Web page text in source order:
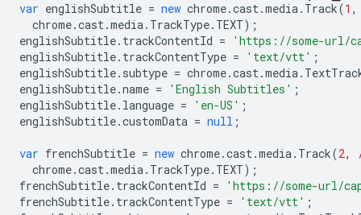
var englishSubtitle = new chrome.cast.media. Track(1 ,
chrome.cast.media. TrackType. TEXT);
englishSubtitle. trackContentId =
'https://some-url/
englishSubtitle. trackContentType = 'text/vtt' ;
englishSubtitle. subtype = chrome.cast.media.
englishSubtitle.name = 'English Subtitles' ;
englishSubtitle. language = 'en-US' ;
englishSubtitle.customData = null ;
var frenchSubtitle = new chrome.cast.media. Track(2,
chrome.cast.media. TrackType. TEXT);
frenchSubtitle. trackContentId =
'https://some-url/
frenchSubtitle. trackContentType = 'text/vtt' ;